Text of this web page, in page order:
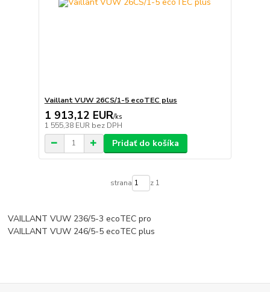
Vaillant VUW 26CS/1-5 ecoTEC plus
1 913,12 EUR/ks
1 555,38 EUR bez DPH
Pridať do košíka
strana z 1
VAILLANT VUW 236/5-3 ecoTEC pro
VAILLANT VUW 246/5-5 ecoTEC plus